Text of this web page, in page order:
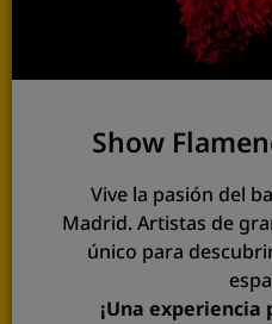
Show
Vive la pasión del
Madrid. Artistas de
único para
¡Una experiencia